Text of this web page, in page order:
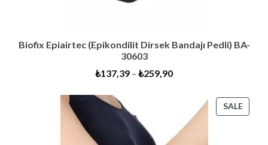
Biofix Epiairtec (Epikondilit Dirsek Bandajı Pedli) BA-
30603
₺137,39 – ₺259,90
SALE
ON